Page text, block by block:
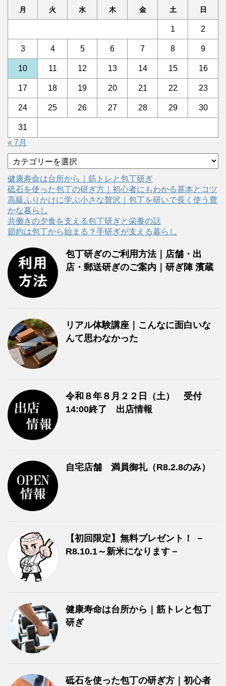
月 火 水 木 金 土 日
1 2
3 4 5 6 7 8 9
10 11 12 13 14 15 16
17 18 19 20 21 22 23
24 25 26 27 28 29 30
31
« 7月
テ
ゴ
リ
ー
健康寿命は台所から｜筋トレと包丁研ぎ
砥石を使った包丁の研ぎ方｜初心者にもわかる基本とコツ
高級ふりかけに学ぶ小さな贅沢｜包丁を研いで長く使う豊
かな暮らし
共働きの夕食を支える包丁研ぎと栄養の話
節約は包丁から始まる？手研ぎが支える暮らし
包丁研ぎのご利用方法｜店舗・出
店・郵送研ぎのご案内｜研ぎ陣 濱蔵
リアル体験講座｜こんなに面白いな
んて思わなかった
令和８年８月２２日（土） 受付
14:00終了 出店情報
自宅店舗 満員御礼（R8.2.8のみ）
【初回限定】無料プレゼント！ －
R8.10.1～新米になります－
健康寿命は台所から｜筋トレと包丁
研ぎ
砥石を使った包丁の研ぎ方｜初心者